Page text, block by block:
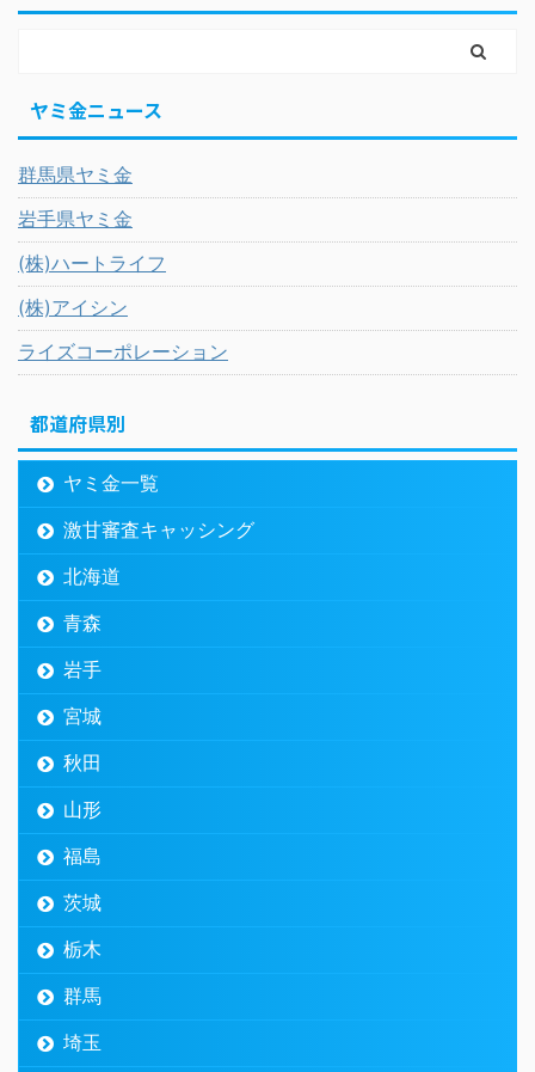
ヤミ金ニュース
群馬県ヤミ金
岩手県ヤミ金
(株)ハートライフ
(株)アイシン
ライズコーポレーション
都道府県別
ヤミ金一覧
激甘審査キャッシング
北海道
青森
岩手
宮城
秋田
山形
福島
茨城
栃木
群馬
埼玉